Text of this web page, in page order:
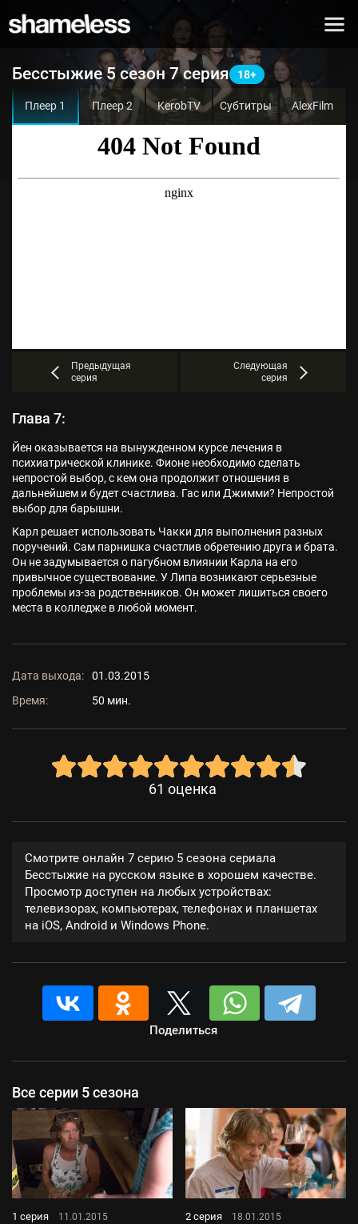
Бесстыжие 5 сезон 7 серия
Плеер 1 Плеер 2 KerobTV Субтитры AlexFilm
Предыдущая
серия
Следующая
серия
Глава 7:
Йен оказывается на вынужденном курсе лечения в
психиатрической клинике. Фионе необходимо сделать
непростой выбор, с кем она продолжит отношения в
дальнейшем и будет счастлива. Гас или Джимми? Непростой
выбор для барышни.
Карл решает использовать Чакки для выполнения разных
поручений. Сам парнишка счастлив обретению друга и брата.
Он не задумывается о пагубном влиянии Карла на его
привычное существование. У Липа возникают серьезные
проблемы из-за родственников. Он может лишиться своего
места в колледже в любой момент.
Дата выхода:
01.03.2015
Время:
50 мин.
61 оценка
Смотрите онлайн 7 серию 5 сезона сериала
Бесстыжие на русском языке в хорошем качестве.
Просмотр доступен на любых устройствах:
телевизорах, компьютерах, телефонах и планшетах
на iOS, Android и Windows Phone.
Поделиться
Все серии 5 сезона
1 серия 11.01.2015 2 серия 18.01.2015